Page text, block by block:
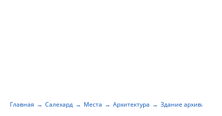
Главная Салехард Места Архитектура Здание архива 501-